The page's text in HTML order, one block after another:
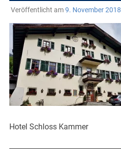
Veröffentlicht am9. November 2018
Hotel Schloss Kammer